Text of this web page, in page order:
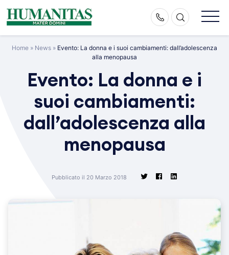
Skip
to
Home » News » Evento: La donna e i suoi cambiamenti: dall’adolescenza
alla menopausa
Evento: La donna e i
suoi cambiamenti:
dall’adolescenza alla
menopausa
Pubblicato il 20 Marzo 2018